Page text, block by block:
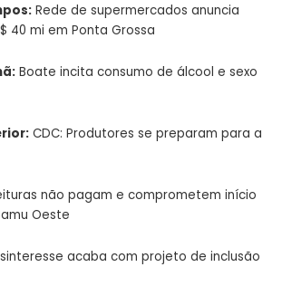
: Rede de supermercados anuncia
40 mi em Ponta Grossa
: Boate incita consumo de álcool e sexo
: CDC: Produtores se preparam para a
não pagam e comprometem início
Oeste
acaba com projeto de inclusão